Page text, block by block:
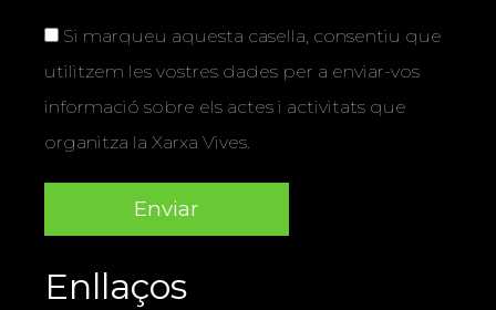
Si marqueu aquesta casella, consentiu que
utilitzem les vostres dades per a enviar-vos
informació sobre els actes i activitats que
organitza la Xarxa Vives.
Enllaços